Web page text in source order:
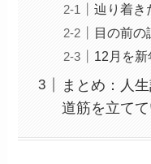
辿り着き
目の前の
12月を
まとめ：人
道筋を立てて